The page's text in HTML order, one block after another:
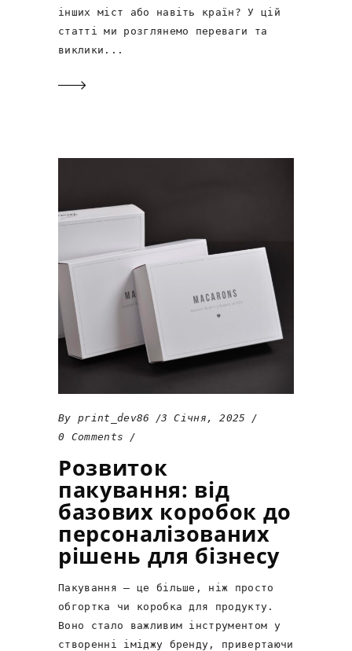
інших міст або навіть країн? У цій
статті ми розглянемо переваги та
виклики
By print_dev86
3 Січня, 2025
0 Comments
Розвиток
пакування: від
базових коробок до
персоналізованих
рішень для бізнесу
Пакування – це більше, ніж просто
обгортка чи коробка для продукту.
Воно стало важливим інструментом у
створенні іміджу бренду, привертаючи